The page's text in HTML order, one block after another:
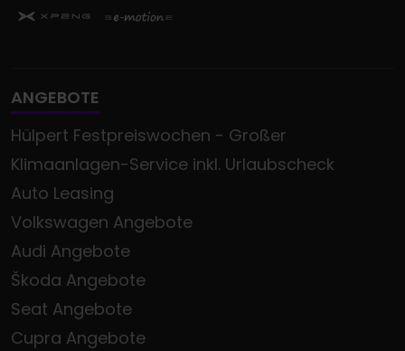
ANGEBOTE
Hülpert Festpreiswochen - Großer
Klimaanlagen-Service inkl. Urlaubscheck
Auto Leasing
Volkswagen Angebote
Audi Angebote
Škoda Angebote
Seat Angebote
Cupra Angebote